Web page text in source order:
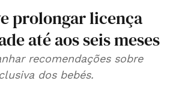
prolongar licença
até aos seis meses
recomendações sobre
dos bebés.